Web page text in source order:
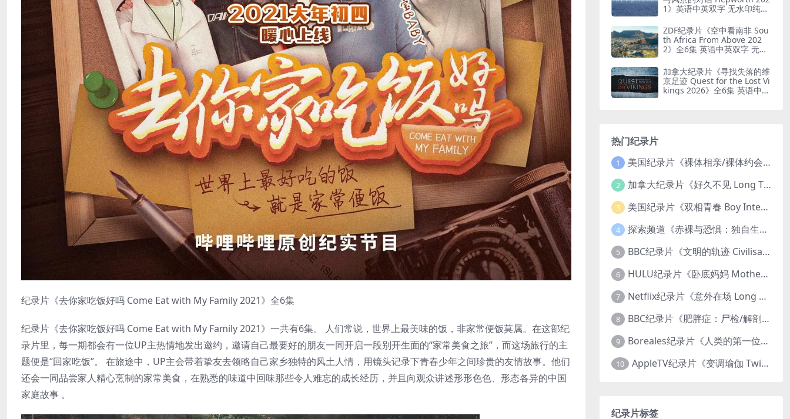
纪录片《去你家吃饭好吗 Come Eat with My Family 2021》全6集
纪录片《去你家吃饭好吗 Come Eat with My Family 2021》一共有6集。 人们常说，世界上最美味的饭，非家常便饭莫属。在这部纪
录片里，每一期都会有一位UP主热情地发出邀约，邀请自己最要好的朋友一同开启一段别开生面的“家常美食之旅”，而这场旅行的主
题便是“回家吃饭”。 在旅途中，UP主会带着挚友去领略自己家乡独特的风土人情，用镜头记录下青春少年之间珍贵的友情故事。他们
还会一同品尝家人精心烹制的家常美食，在熟悉的味道中回味那些令人难忘的成长经历，并且向观众讲述形形色色、形态各异的中国
家庭故事 。
1》英语中英双字 无水印纯净
ZDF纪录片《空中看南非 Sou
th Africa From Above 202
2》全6集 英语中英双字 无水
加拿大纪录片《寻找失落的维
京足迹 Quest for the Lost Vi
kings 2026》全6集 英语中英
热门纪录片
1 美国纪录片《裸体相亲/裸体约会 Dating Naked 2014-2016》第1-3季全33集 英语中英双字 无水印纯净版 1080P/MKV/85.6G 裸体相亲真人秀
2 加拿大纪录片《好久不见 Long Time Comin 1993》英语中英双字 官方纯净版 1080P/MKV/1G 女同性艺术家
3 美国纪录片《双相青春 Boy Interrupted 2009》英语中英双字 官方纯净版 1080P/MKV/1.43G 青少年躁郁症
4 探索频道《赤裸与恐惧：独自生存/赤裸荒野求生 Naked and Afraid: Solo 2023》第一季全8集 英语中英双字 官方纯净版 高码1080P/MKV/45.4G
5 BBC纪录片《文明的轨迹 Civilisations 1969》全13集 英语中英双字 高清收藏版 1080P/MKV/64.1G 西方艺术史话
6 HULU纪录片《卧底妈妈 Mother Undercover 2023》全4集 英语中英双字 官方纯净版 1080P/MKV/7.6G 拯救孩子
7 Netflix纪录片《意外在场 Long Shot 2017》英语中字 720P/NKV/1.06GB 美国谋杀误判案件
8 BBC纪录片《肥胖症：尸检/解剖肥胖 Obesity: The Post Mortem 2016》英语中英双字 无水印纯净版 1080P/MKV/1.03G
9 Boreales纪录片《人类的第一位动物朋友：人类和狗的神奇故事 Man’s First Friend 2018》英语中英双字 1080P/MP4/1.8G 狗的神奇故事
10 AppleTV纪录片《变调瑜伽 Twisted Yoga 2026》全3集 英语中英双字 无水印纯净版 1080P/MKV/10G 瑜伽大师背后的真相
纪录片标签